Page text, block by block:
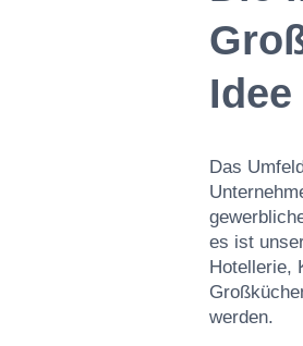
Das
es ist
Hotellerie,
werden.